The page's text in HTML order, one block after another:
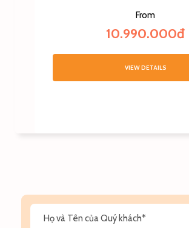
From
10.990.000đ
VIEW DETAILS